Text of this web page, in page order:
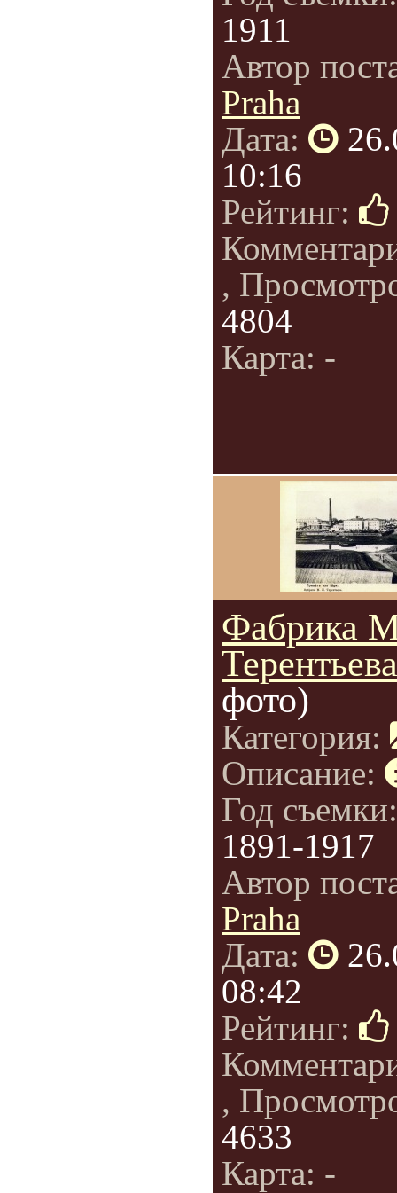
1911
Автор
Praha
Дата:
10:16
Рейтинг:
,
4804
Карта: -
Фабрика
Терентьева
фото)
Категория:
Описание:
Год
1891-1917
Автор
Praha
Дата:
08:42
Рейтинг:
,
4633
Карта: -